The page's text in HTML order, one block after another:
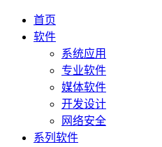
首页
软件
系统应用
专业软件
媒体软件
开发设计
网络安全
系列软件